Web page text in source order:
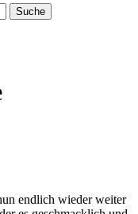
endlich wieder weiter